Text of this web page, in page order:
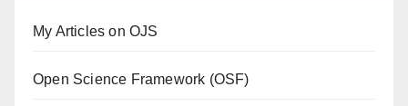
My Articles on OJS
Open Science Framework (OSF)